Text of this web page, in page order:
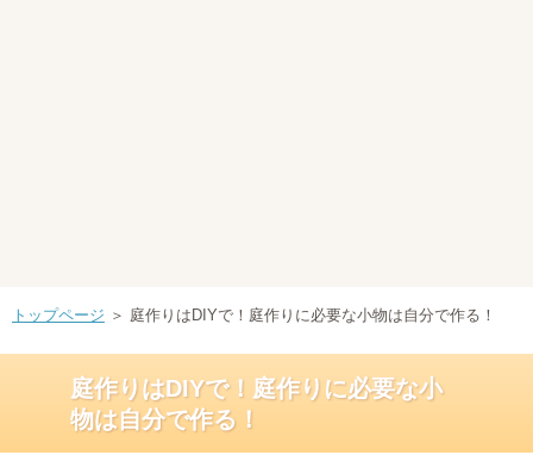
トップページ ＞ 庭作りはDIYで！庭作りに必要な小物は自分で作る！
庭作りはDIYで！庭作りに必要な小
物は自分で作る！